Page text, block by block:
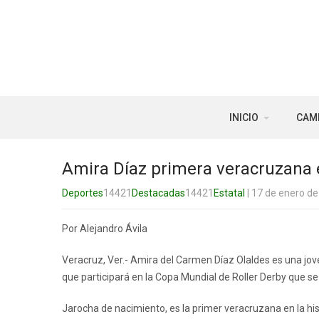
INICIO
Amira Díaz primera veracruzana
Deportes14421 Destacadas14421 Estatal | 17 de enero
Por Alejandro Ávila
Veracruz, Ver.- Amira del Carmen Díaz Olaldes es una
que participará en la Copa Mundial de Roller Derby que
Jarocha de nacimiento, es la primer veracruzana en la